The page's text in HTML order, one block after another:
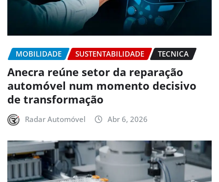
MOBILIDADE SUSTENTABILIDADE TECNICA
Anecra reúne setor da reparação
automóvel num momento decisivo
de transformação
Radar Automóvel Abr 6, 2026